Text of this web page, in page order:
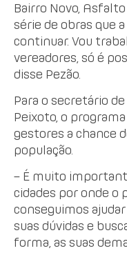
Bairro Novo,
série de obras que
continuar. Vou
vereadores, só é
disse Pezão.
Para o secretário
Peixoto, o
gestores a chance
população.
– É muito
cidades por onde o
conseguimos
suas dúvidas e
forma, as suas